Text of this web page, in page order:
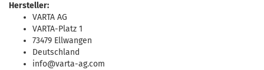
Hersteller:
VARTA AG
VARTA-Platz 1
73479 Ellwangen
Deutschland
info@varta-ag.com